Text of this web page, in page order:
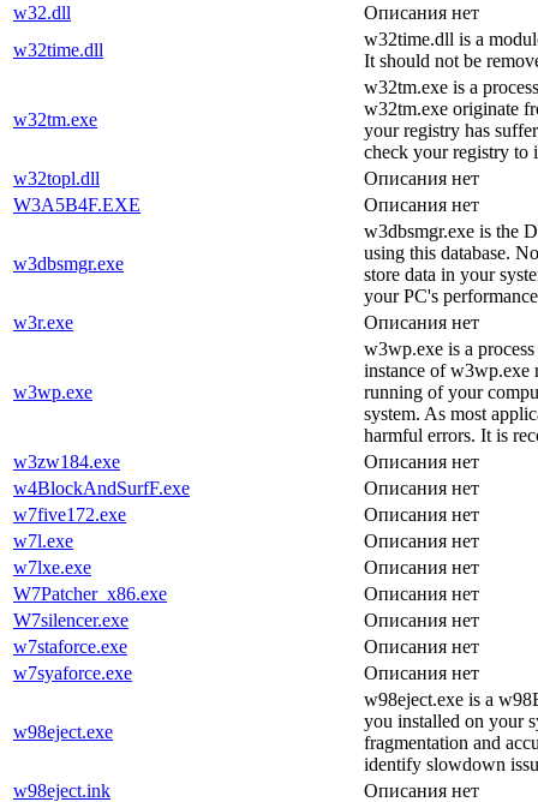
w32.dll
Описания нет
w32time.dll
w32time.dll is a
It should not be
w32tm.exe
w32tm.exe is a
w32tm.exe originate
your registry has
check your registry to
w32topl.dll
Описания нет
W3A5B4F.EXE
Описания нет
w3dbsmgr.exe
w3dbsmgr.exe is the
using this database.
store data in your
your PC's
w3r.exe
Описания нет
w3wp.exe
w3wp.exe is a
instance of w3wp.exe
running of your
system. As most
harmful errors. It is
w3zw184.exe
Описания нет
w4BlockAndSurfF.exe
Описания нет
w7five172.exe
Описания нет
w7l.exe
Описания нет
w7lxe.exe
Описания нет
W7Patcher_x86.exe
Описания нет
W7silencer.exe
Описания нет
w7staforce.exe
Описания нет
w7syaforce.exe
Описания нет
w98eject.exe
w98eject.exe is a
you installed on your
fragmentation and
identify slowdown
w98eject.ink
Описания нет